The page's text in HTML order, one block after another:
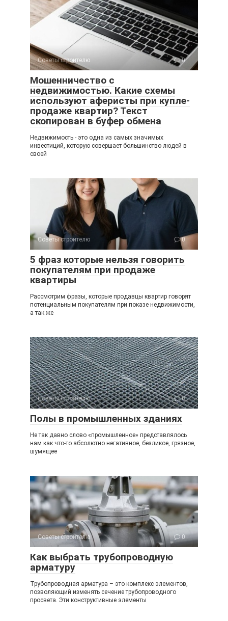
Советы строителю 0
Мошенничество с
недвижимостью. Какие схемы
используют аферисты при купле-
продаже квартир? Текст
скопирован в буфер обмена
Недвижимость - это одна из самых значимых
инвестиций, которую совершает большинство людей в
своей
Советы строителю 0
5 фраз которые нельзя говорить
покупателям при продаже
квартиры
Рассмотрим фразы, которые продавцы квартир говорят
потенциальным покупателям при показе недвижимости,
а так же
Советы строителю 0
Полы в промышленных зданиях
Не так давно слово «промышленное» представлялось
нам как что-то абсолютно негативное, безликое, грязное,
шумящее
Советы строителю 0
Как выбрать трубопроводную
арматуру
Трубопроводная арматура – это комплекс элементов,
позволяющий изменять сечение трубопроводного
просвета. Эти конструктивные элементы